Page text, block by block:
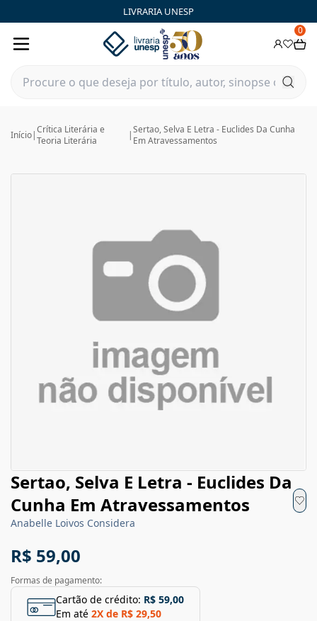
LIVRARIA UNESP
0
Início|Crítica Literária e
Teoria Literária
|Sertao, Selva E Letra - Euclides Da Cunha
Em Atravessamentos
Sertao, Selva E Letra - Euclides Da
Cunha Em Atravessamentos
Anabelle Loivos Considera
R$ 59,00
Formas de pagamento:
Cartão de crédito: R$ 59,00
Em até 2X de R$ 29,50